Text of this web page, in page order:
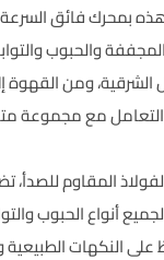
بمحرك فائق
والحبوب
الشرقية، ومن القهوة
مع مجموعة
المقاوم للصدأ،
أنواع الحبوب
النكهات الطبيعية